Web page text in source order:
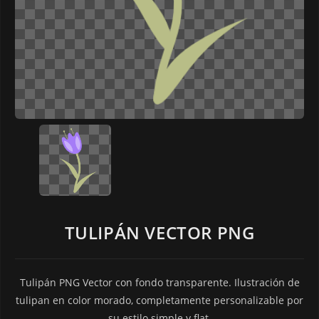
TULIPÁN VECTOR PNG
Tulipán PNG Vector con fondo transparente. Ilustración de
tulipan en color morado, completamente personalizable por